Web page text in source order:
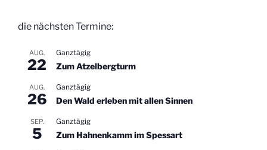
die nächsten Termine:
AUG.
22
Ganztägig
Zum Atzelbergturm
AUG.
26
Ganztägig
Den Wald erleben mit allen Sinnen
SEP.
5
Ganztägig
Zum Hahnenkamm im Spessart